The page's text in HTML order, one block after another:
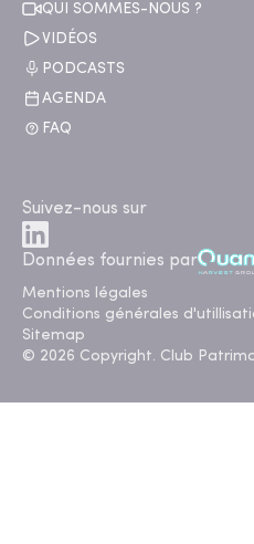
QUI SOMMES-NOUS ?
VIDÉOS
PODCASTS
AGENDA
FAQ
Suivez-nous sur
Données fournies par
Mentions légales
Conditions générales
Sitemap
© 2026 Copyright. Club